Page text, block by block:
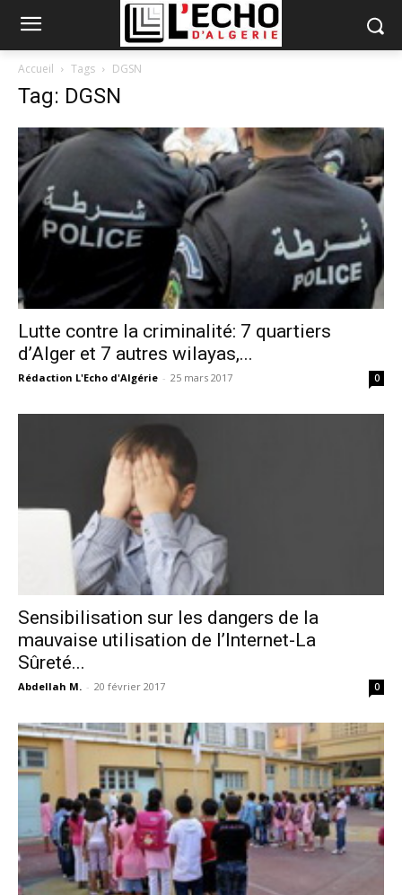
Accueil Tags DGSN
Tag: DGSN
Lutte contre la criminalité: 7 quartiers
d’Alger et 7 autres wilayas,...
Rédaction L'Echo d'Algérie - 25 mars 2017 0
Sensibilisation sur les dangers de la
mauvaise utilisation de l’Internet-La
Sûreté...
Abdellah M. - 20 février 2017 0